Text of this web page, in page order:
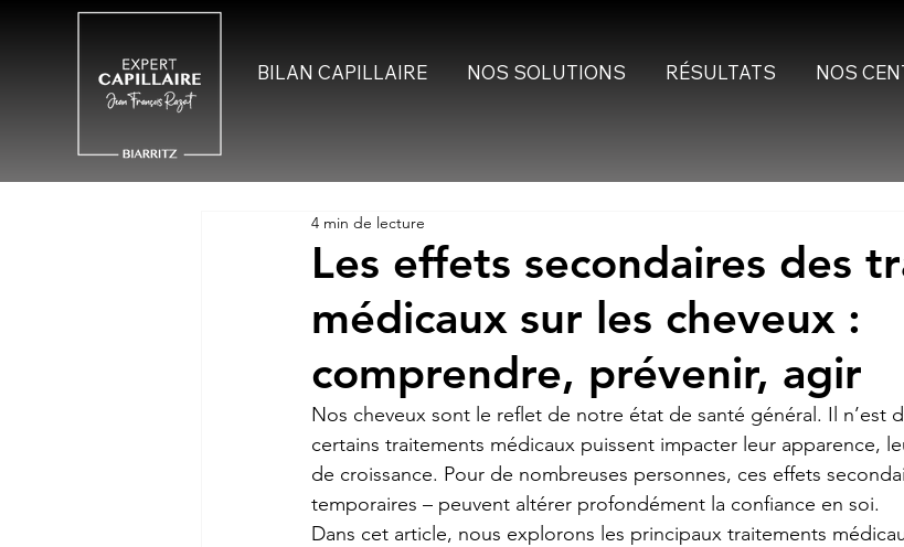
BILAN CAPILLAIRE NOS SOLUTIONS RÉSULTATS NOS
Les effets secondaires des
médicaux sur les cheveux :
comprendre, prévenir, agir
4 min de lecture
Nos cheveux sont le reflet de notre état de santé général. Il n’est
certains traitements médicaux puissent impacter leur apparence,
de croissance. Pour de nombreuses personnes, ces effets
temporaires – peuvent altérer profondément la confiance en soi.
Dans cet article, nous explorons les principaux traitements